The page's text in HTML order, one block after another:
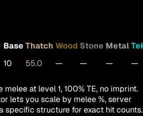
Base Thatch Wood Stone Metal
10 55.0 — — — —
at level 1, 100% TE, no imprint.
lets you scale by melee %, server
specific structure for exact hit counts.